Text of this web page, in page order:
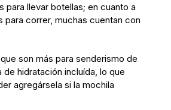
llevar botellas; en cuanto a
correr, muchas cuentan con
son más para senderismo de
hidratación incluída, lo que
agregársela si la mochila